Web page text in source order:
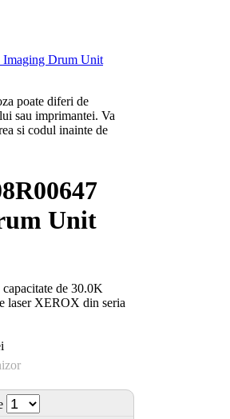
poate diferi de
sau imprimantei. Va
si codul inainte de
Unit
de 30.0K
laser XEROX din seria